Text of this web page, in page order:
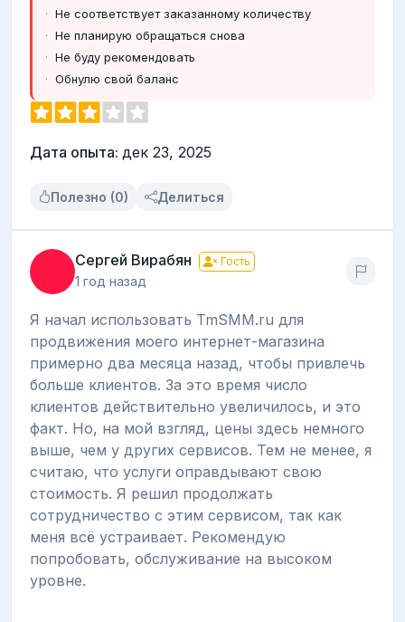
Не соответствует заказанному количеству
Не планирую обращаться снова
Не буду рекомендовать
Обнулю свой баланс
Дата опыта: дек 23, 2025
Полезно (0) Делиться
Сергей Вирабян Гость
1 год назад
Я начал использовать TmSMM.ru для
продвижения моего интернет-магазина
примерно два месяца назад, чтобы привлечь
больше клиентов. За это время число
клиентов действительно увеличилось, и это
факт. Но, на мой взгляд, цены здесь немного
выше, чем у других сервисов. Тем не менее, я
считаю, что услуги оправдывают свою
стоимость. Я решил продолжать
сотрудничество с этим сервисом, так как
меня всё устраивает. Рекомендую
попробовать, обслуживание на высоком
уровне.